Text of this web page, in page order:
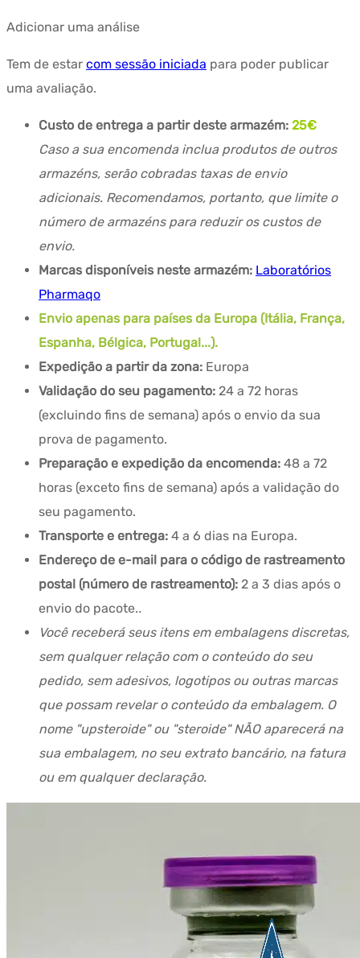
Adicionar uma análise
Tem de estar com sessão iniciada para poder publicar
uma avaliação.
Custo de entrega a partir deste armazém: 25€
Caso a sua encomenda inclua produtos de outros
armazéns, serão cobradas taxas de envio
adicionais. Recomendamos, portanto, que limite o
número de armazéns para reduzir os custos de
envio.
Marcas disponíveis neste armazém: Laboratórios
Pharmaqo
Envio apenas para países da Europa (Itália, França,
Espanha, Bélgica, Portugal...).
Expedição a partir da zona: Europa
Validação do seu pagamento: 24 a 72 horas
(excluindo fins de semana) após o envio da sua
prova de pagamento.
Preparação e expedição da encomenda: 48 a 72
horas (exceto fins de semana) após a validação do
seu pagamento.
Transporte e entrega: 4 a 6 dias na Europa.
Endereço de e-mail para o código de rastreamento
postal (número de rastreamento): 2 a 3 dias após o
envio do pacote..
Você receberá seus itens em embalagens discretas,
sem qualquer relação com o conteúdo do seu
pedido, sem adesivos, logotipos ou outras marcas
que possam revelar o conteúdo da embalagem. O
nome "upsteroide" ou "steroide" NÃO aparecerá na
sua embalagem, no seu extrato bancário, na fatura
ou em qualquer declaração.